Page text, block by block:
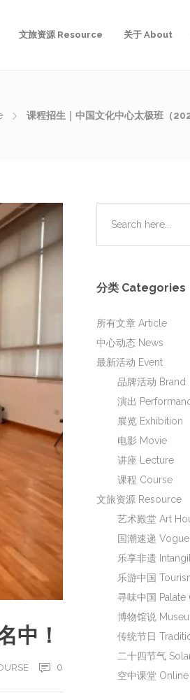
文旅资源 Resource 关于 About
课程招生｜中国文化中心太极班（
中！
0
分类 Categories
所有文章 Article
中心动态 News
最新活动 Event
品牌活动 Brand
演出
展览 Exhibition
电影 Movie
讲座 Lecture
课程 Course
文旅资源 Resource
艺术殿堂 Art
国潮速递
乐享非遗
乐游中国
寻味中国 Palate
博物馆说
传统节日
二十四节气
空中课堂